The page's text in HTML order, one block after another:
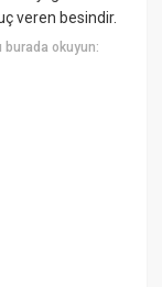
veren besindir.
burada okuyun: